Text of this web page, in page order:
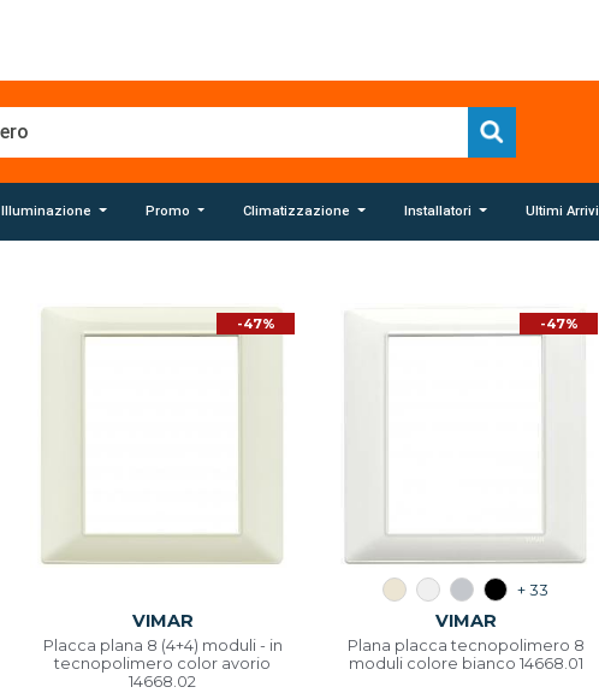
Illuminazione Promo Climatizzazione Installatori Ultimi Arrivi
-47%
VIMAR
Placca plana 8 (4+4) moduli - in
tecnopolimero color avorio
14668.02
-47%
+ 33
VIMAR
Plana placca tecnopolimero 8
moduli colore bianco 14668.01